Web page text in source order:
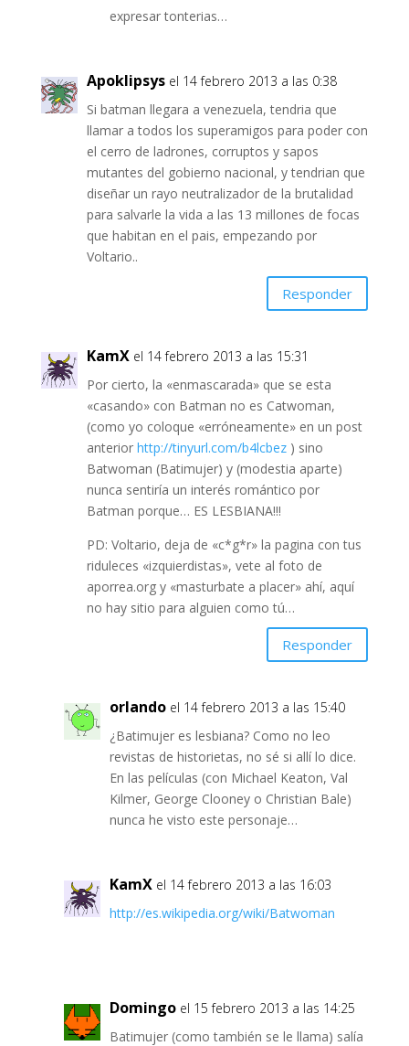
expresar tonterias…
Apoklipsys el 14 febrero 2013 a las 0:38
Si batman llegara a venezuela, tendria que
llamar a todos los superamigos para poder con
el cerro de ladrones, corruptos y sapos
mutantes del gobierno nacional, y tendrian que
diseñar un rayo neutralizador de la brutalidad
para salvarle la vida a las 13 millones de focas
que habitan en el pais, empezando por
Voltario..
Responder
KamX el 14 febrero 2013 a las 15:31
Por cierto, la «enmascarada» que se esta
«casando» con Batman no es Catwoman,
(como yo coloque «erróneamente» en un post
anterior http://tinyurl.com/b4lcbez) sino
Batwoman (Batimujer) y (modestia aparte)
nunca sentiría un interés romántico por
Batman porque… ES LESBIANA!!!
PD: Voltario, deja de «c*g*r» la pagina con tus
riduleces «izquierdistas», vete al foto de
aporrea.org y «masturbate a placer» ahí, aquí
no hay sitio para alguien como tú…
Responder
orlando el 14 febrero 2013 a las 15:40
¿Batimujer es lesbiana? Como no leo
revistas de historietas, no sé si allí lo dice.
En las películas (con Michael Keaton, Val
Kilmer, George Clooney o Christian Bale)
nunca he visto este personaje…
KamX el 14 febrero 2013 a las 16:03
http://es.wikipedia.org/wiki/Batwoman
Domingo el 15 febrero 2013 a las 14:25
Batimujer (como también se le llama) salía